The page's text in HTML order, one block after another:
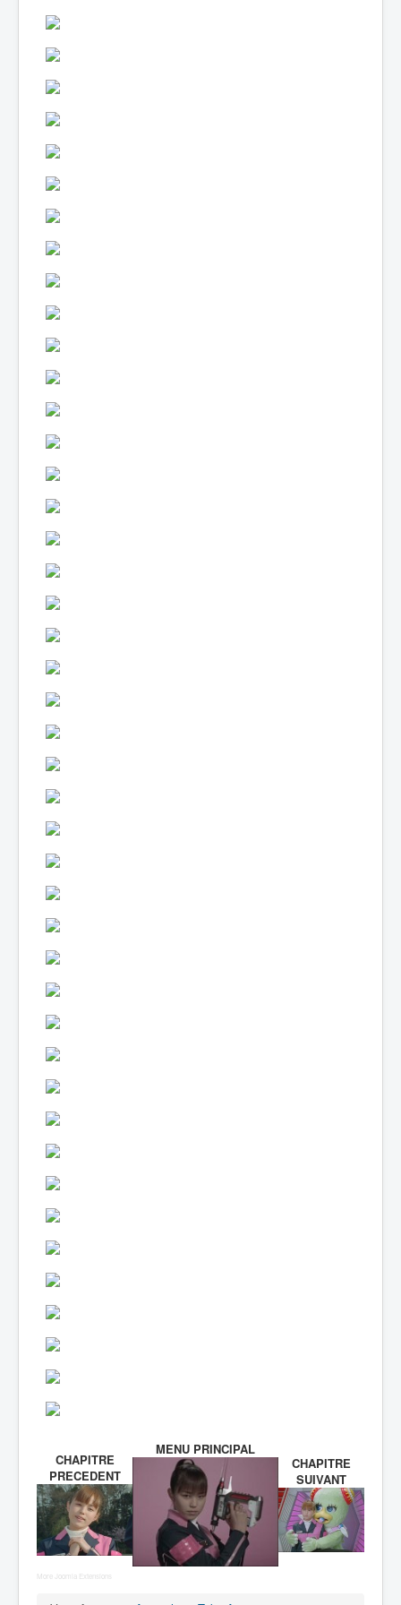
CHAPITRE
PRECEDENT
MENU PRINCIPAL
CHAPITRE
SUIVANT
More Joomla Extensions